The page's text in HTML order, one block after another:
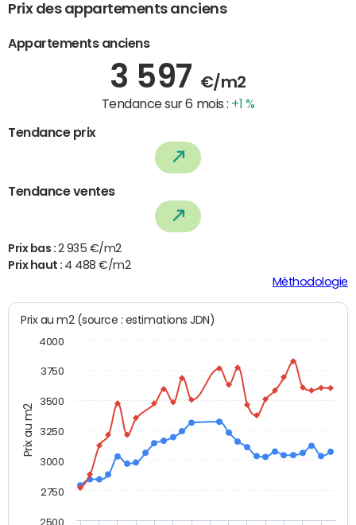
Prix des appartements anciens
Appartements anciens
3 597 €/m2
Tendance sur 6 mois : +1 %
Tendance prix
Tendance ventes
Prix bas : 2 935 €/m2
Prix haut : 4 488 €/m2
Méthodologie
Prix au m2
Prix au m2 (source : estimations JDN)
2500
2750
3000
3250
3500
3750
4000